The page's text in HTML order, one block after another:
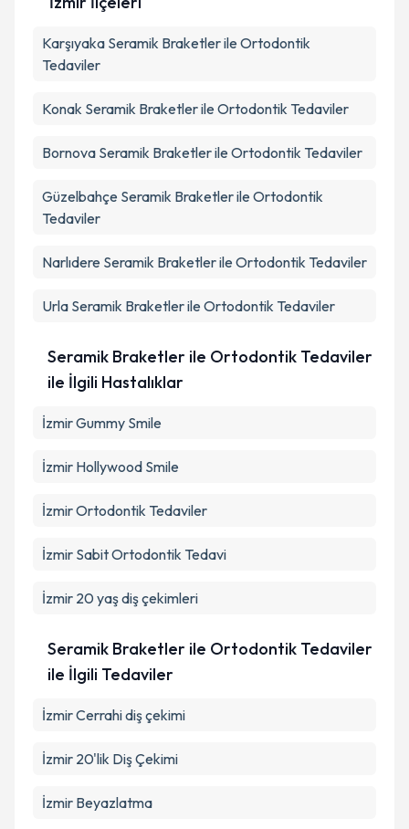
Kişisel verilerimin işlenmesine ilişkinAydınlatma
Metni
Karşıyaka Seramik Braketler ile Ortodontik
Tedaviler
Konak Seramik Braketler ile Ortodontik Tedaviler
Bornova Seramik Braketler ile Ortodontik Tedaviler
Güzelbahçe Seramik Braketler ile Ortodontik
Tedaviler
Narlıdere Seramik Braketler ile Ortodontik Tedaviler
Urla Seramik Braketler ile Ortodontik Tedaviler
Seramik Braketler ile Ortodontik Tedaviler
ile İlgili Hastalıklar
İzmir Gummy Smile
İzmir Hollywood Smile
İzmir Ortodontik Tedaviler
İzmir Sabit Ortodontik Tedavi
İzmir 20 yaş diş çekimleri
Seramik Braketler ile Ortodontik Tedaviler
ile İlgili Tedaviler
İzmir Cerrahi diş çekimi
İzmir 20'lik Diş Çekimi
İzmir Beyazlatma